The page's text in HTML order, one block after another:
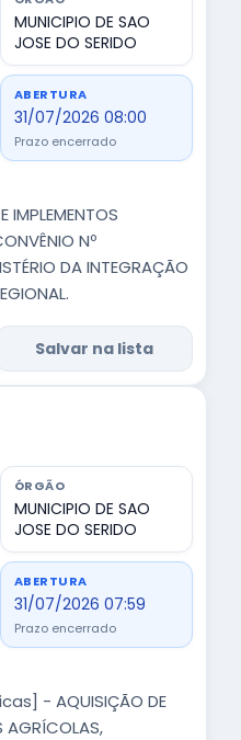
MUNICIPIO DE SAO
JOSE DO SERIDO
ABERTURA
31/07/2026 08:00
Prazo encerrado
IMPLEMENTOS
Nº
DA INTEGRAÇÃO
Salvar na lista
ÓRGÃO
MUNICIPIO DE SAO
JOSE DO SERIDO
ABERTURA
31/07/2026 07:59
Prazo encerrado
- AQUISIÇÃO DE
AGRÍCOLAS,